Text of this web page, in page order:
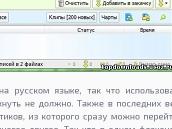
русском языке, так что
не должно. Также в последних
из которого сразу можно